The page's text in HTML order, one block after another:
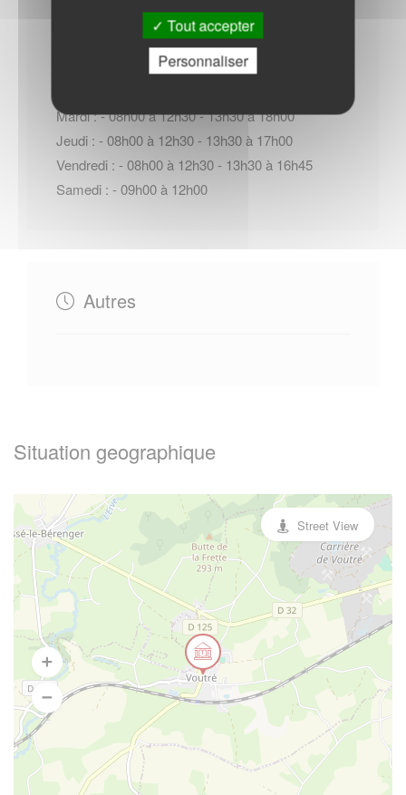
Mardi : - 08h00 à 12h30 - 13h30 à 18h00
Jeudi : - 08h00 à 12h30 - 13h30 à 17h00
Vendredi : - 08h00 à 12h30 - 13h30 à 16h45
Samedi : - 09h00 à 12h00
Autres
Situation geographique
Street View
Tout accepter
Personnaliser